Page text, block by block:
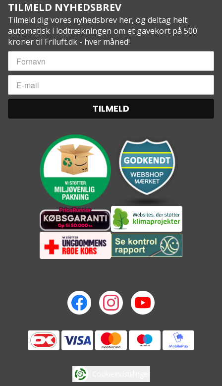
TILMELD NYHEDSBREV
Tilmeld dig vores nyhedsbrev her, og deltag helt
automatisk i lodtrækningen om et gavekort på 500
kroner til Friluft.dk - hver måned!
TILMELD